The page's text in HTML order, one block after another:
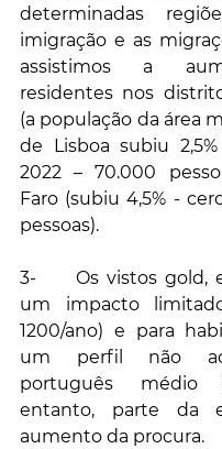
determinadas
imigração e as
assistimos a
residentes nos
(a população da área
de Lisboa subiu
2022 – 70.000
Faro (subiu 4,5% -
pessoas).
3-     Os vistos gold,
um impacto
1200/ano) e para
um perfil não
português médio
entanto, parte da
aumento da procura.